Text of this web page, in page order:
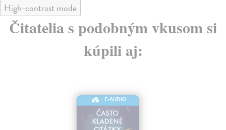
High-contrast mode
Čitatelia s podobným vkusom si
kúpili aj:
E-AUDIO